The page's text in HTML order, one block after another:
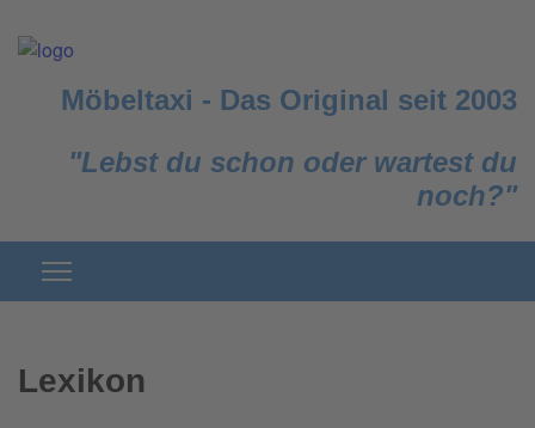
Möbeltaxi - Das Original seit 2003
"Lebst du schon oder wartest du
noch?"
Lexikon